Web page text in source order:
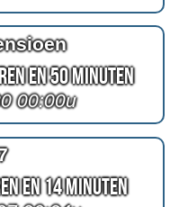
en 50 Minuten
00:00u
en 14 Minuten